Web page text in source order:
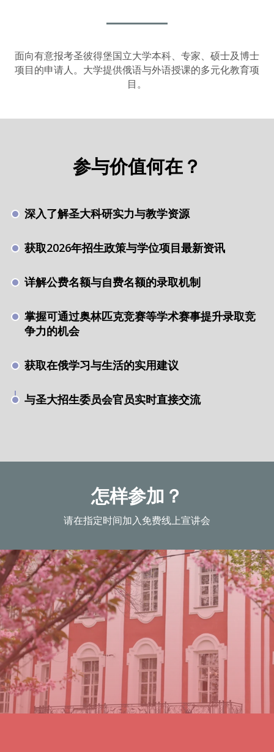
面向有意报考圣彼得堡国立大学本科、专家、硕士及博士
项目的申请人。大学提供俄语与外语授课的多元化教育项
目。
参与价值何在？
深入了解圣大科研实力与教学资源
获取2026年招生政策与学位项目最新资讯
详解公费名额与自费名额的录取机制
掌握可通过奥林匹克竞赛等学术赛事提升录取竞
争力的机会
获取在俄学习与生活的实用建议
与圣大招生委员会官员实时直接交流
怎样参加？
请在指定时间加入免费线上宣讲会